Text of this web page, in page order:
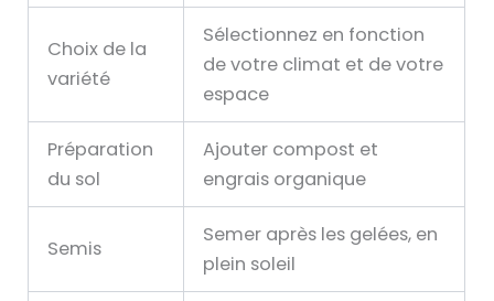
Choix de la
variété
Sélectionnez en fonction
de votre climat et de votre
espace
Préparation
du sol
Ajouter compost et
engrais organique
Semis
Semer après les gelées, en
plein soleil